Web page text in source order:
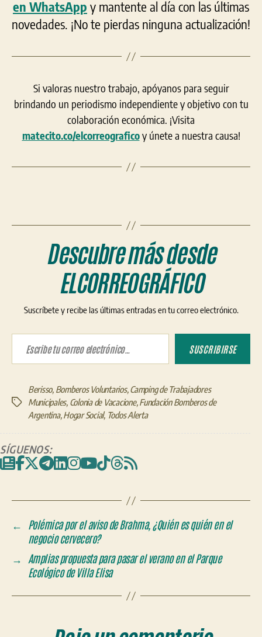
en WhatsApp y mantente al día con las últimas
novedades. ¡No te pierdas ninguna actualización!
Si valoras nuestro trabajo, apóyanos para seguir
brindando un periodismo independiente y objetivo con tu
colaboración económica. ¡Visita
matecito.co/elcorreograficoy únete a nuestra causa!
Descubre más desde
ELCORREOGRÁFICO
Suscríbete y recibe las últimas entradas en tu correo electrónico.
Escribe tu correo electrónico…
SUSCRIBIRSE
Etiquetas
Berisso, Bomberos Voluntarios,Camping de Trabajadores
Municipales, Colonia de Vacacione,Fundación Bomberos de
Argentina,Hogar Social, Todos Alerta
SÍGUENOS:
← Polémica por el aviso de Brahma, ¿Quién es quién en el
negocio cervecero?
→ Amplias propuesta para pasar el verano en el Parque
Ecológico de Villa Elisa